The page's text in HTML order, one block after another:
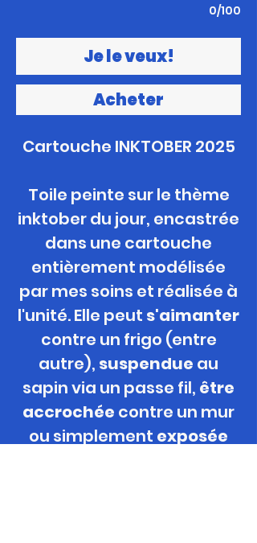
0/100
Je le veux!
Acheter
Cartouche INKTOBER 2025
Toile peinte sur le thème
inktober du jour, encastrée
dans une cartouche
entièrement modélisée
par mes soins et réalisée à
l'unité. Elle peut s'aimanter
contre un frigo (entre
autre), suspendue au
sapin via un passe fil, être
accrochée contre un mur
ou simplement exposée